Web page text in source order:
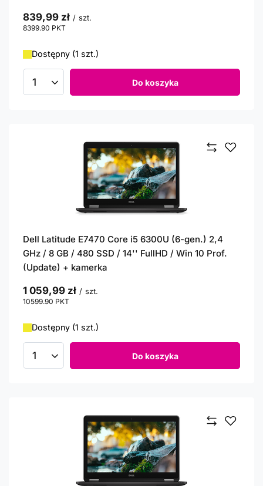
839,99 zł / szt.
8399.90 PKT
Dostępny (1 szt.)
Ilość produktów Do koszyka
Dell Latitude E7470 Core i5 6300U (6-gen.) 2,4
GHz / 8 GB / 480 SSD / 14'' FullHD / Win 10 Prof.
(Update) + kamerka
1 059,99 zł / szt.
10599.90 PKT
Dostępny (1 szt.)
Ilość produktów Do koszyka